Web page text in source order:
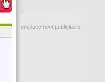
emplacement publicitaire